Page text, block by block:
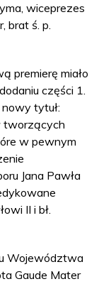
wiceprezes
brat ś. p.
premierę miało
części 1.
tytuł:
tworzących
w pewnym
Jana Pawła
II i bł.
Województwa
Gaude Mater